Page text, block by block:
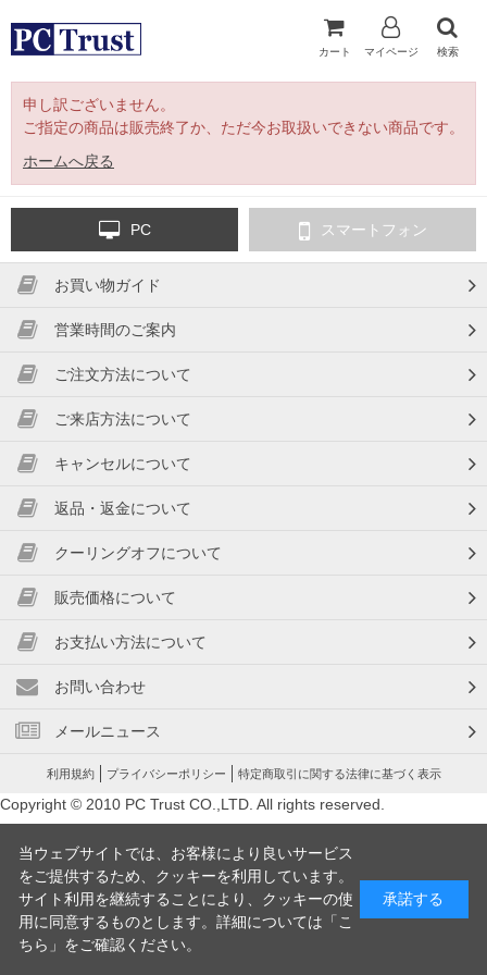
カート マイページ 検索
申し訳ございません。
ご指定の商品は販売終了か、ただ今お取扱いできない商品です。
ホームへ戻る
PC スマートフォン
お買い物ガイド
営業時間のご案内
ご注文方法について
ご来店方法について
キャンセルについて
返品・返金について
クーリングオフについて
販売価格について
お支払い方法について
お問い合わせ
メールニュース
利用規約 プライバシーポリシー 特定商取引に関する法律に基づく表示
Copyright © 2010 PC Trust CO.,LTD. All rights reserved.
当ウェブサイトでは、お客様により良いサービス
をご提供するため、クッキーを利用しています。
サイト利用を継続することにより、クッキーの使
用に同意するものとします。詳細については「 こ
ちら 」をご確認ください。
承諾する